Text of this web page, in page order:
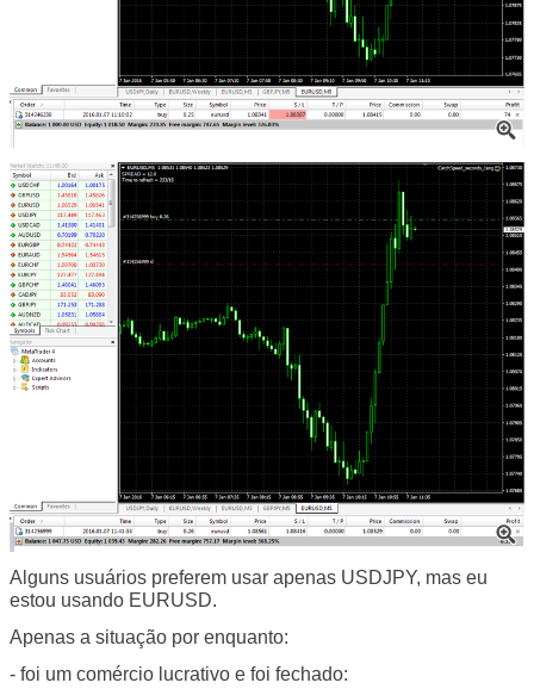
Alguns usuários preferem usar apenas USDJPY, mas eu
estou usando EURUSD.
Apenas a situação por enquanto:
- foi um comércio lucrativo e foi fechado: